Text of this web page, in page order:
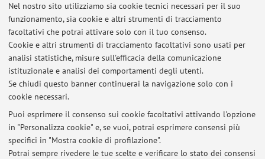
Nel nostro sito utilizziamo sia cookie tecnici necessari per il suo
funzionamento, sia cookie e altri strumenti di tracciamento
facoltativi che potrai attivare solo con il tuo consenso.
Cookie e altri strumenti di tracciamento facoltativi sono usati per
analisi statistiche, misure sull'efficacia della comunicazione
istituzionale e analisi dei comportamenti degli utenti.
Se chiudi questo banner continuerai la navigazione solo con i
cookie necessari.
Puoi esprimere il consenso sui cookie facoltativi attivando l'opzione
in "Personalizza cookie" e, se vuoi, potrai esprimere consensi più
specifici in "Mostra cookie di profilazione".
Potrai sempre rivedere le tue scelte e verificare lo stato dei consensi
Al momento non sono presenti avvisi.
Area riservata
Accedi tramite loginper gestire tutti i contenuti del sito.
© 2026 - ALMA MATER STUDIORUM - Università di Bologna - Via
Zamboni, 33 - 40126 Bologna - Partita IVA: 01131710376
Privacy|Note legali|Impostazioni Cookie